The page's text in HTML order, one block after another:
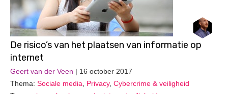
De risico’s van het plaatsen van informatie op
internet
Geert van der Veen | 16 october 2017
Thema: Sociale media Privacy, Cybercrime & veiligheid